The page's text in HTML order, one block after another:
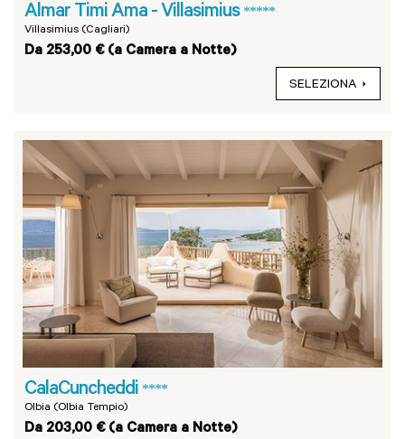
Almar Timi Ama - Villasimius *****
Villasimius (Cagliari)
Da 253,00 € (a Camera a Notte)
SELEZIONA
CalaCuncheddi ****
Olbia (Olbia Tempio)
Da 203,00 € (a Camera a Notte)